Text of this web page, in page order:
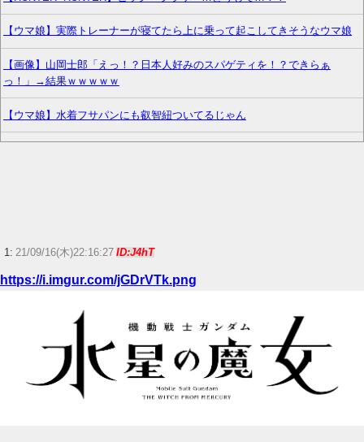
【ウマ娘】実際トレーナーが寝てたら上に乗って起こしてきそうなウマ娘
【画像】山岡士郎「えっ！？日本人好みのスパゲティを！？できらぁ
っ！」→結果ｗｗｗｗｗ
【ウマ娘】水着フサパンにも叡智紐ついてるじゃん
【原神】星拡散PTはどんなキャラになりそう？
【ポケモンGO】リモート交換って 大半が交換レート合わせない奴多くね？
【ウマ娘】ドイツと苫小牧どちらに住めばいいんだこれは…
【FF14】フォークタワー魔の塔で入手できるマウント「ダックポータ
ー」、Nでも入手できるため価格が下落中。「今は2000万くらいだけどその
うち1000万くらいになりそう」
1: 21/09/16(木)22:16:27 ID:J4hT
https://i.imgur.com/jGDrVTk.png